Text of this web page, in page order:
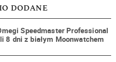
DODANE
Speedmaster Professional
8 dni z białym Moonwatchem